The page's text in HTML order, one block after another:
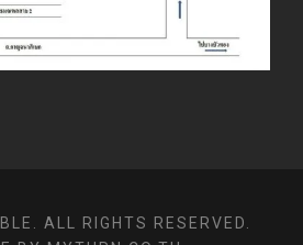
ALL RIGHTS RESERVED.